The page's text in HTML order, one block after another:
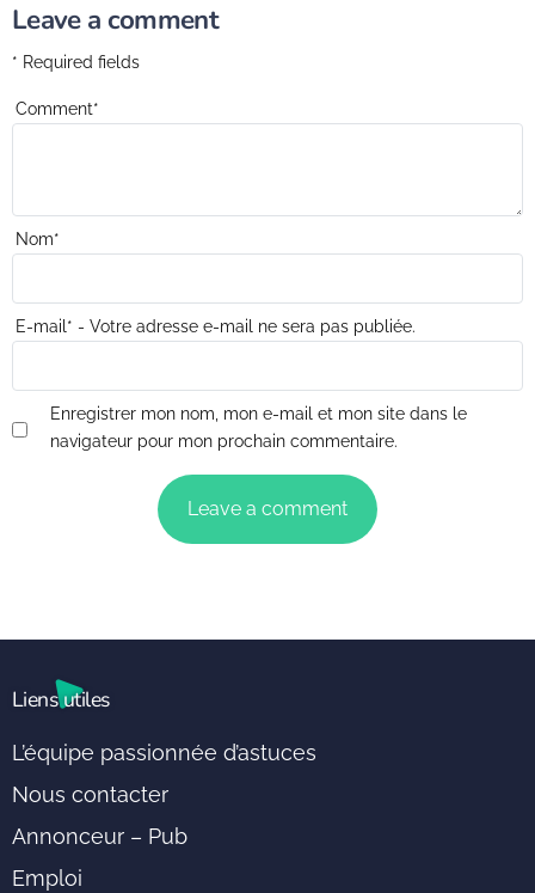
Leave a comment
* Required fields
Comment*
Nom*
E-mail* - Votre adresse e-mail ne sera pas publiée.
Enregistrer mon nom, mon e-mail et mon site dans le
navigateur pour mon prochain commentaire.
Liens utiles
L’équipe passionnée d’astuces
Nous contacter
Annonceur – Pub
Emploi